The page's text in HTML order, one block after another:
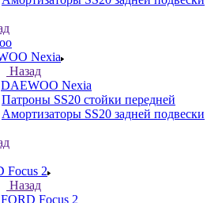
Nexia
Назад
DAEWOO Nexia
Патроны SS20 стойки передней
Амортизаторы SS20 задней подвески
Focus 2
Назад
FORD Focus 2